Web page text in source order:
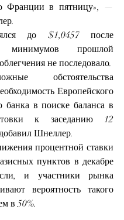
Франции в пятницу», —
до $1,0457 после
минимумов прошлой
не последовало.
обстоятельства
Европейского
банка в поиске баланса в
к заседанию 12
Шнеллер.
процентной ставки
пунктов в декабре
и участники рынка
вероятность такого
в 50%.